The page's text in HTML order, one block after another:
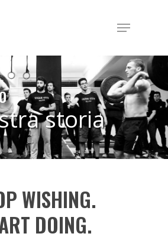
or ESC to close
storia
WISHING.
DOING.